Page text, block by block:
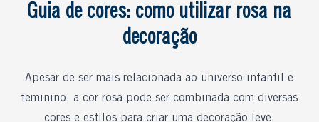
Guia de cores: como utilizar rosa na
decoração
Apesar de ser mais relacionada ao universo infantil e
feminino, a cor rosa pode ser combinada com diversas
cores e estilos para criar uma decoração leve,